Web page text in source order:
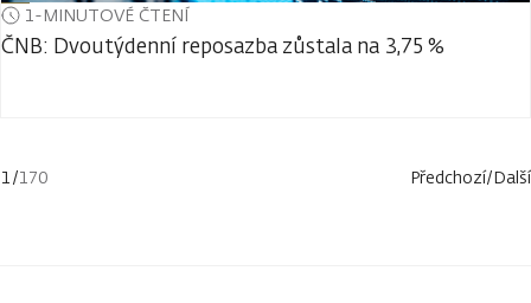
1-MINUTOVÉ ČTENÍ
ČNB: Dvoutýdenní reposazba zůstala na 3,75 %
1/170 Předchozí/Další